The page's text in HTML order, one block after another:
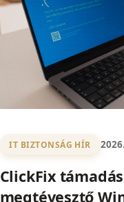
IT BIZTONSÁG HÍR
ClickFix
megtévesztő